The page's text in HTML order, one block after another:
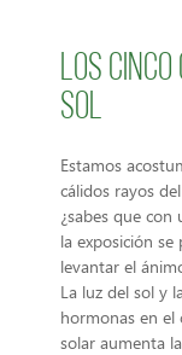
Los
sol
Estamos
cálidos rayos
¿sabes que
la exposición
levantar el
La luz del sol y
hormonas en el
solar aumenta